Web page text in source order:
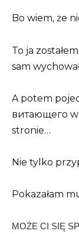
Bo wiem, że
To ja
sam
A potem
витающего w
stronie…
Nie tylko
Pokazałam